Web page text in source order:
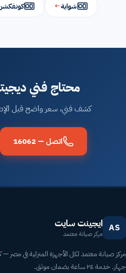
شواية←
محتاج فني
كشف فني، سعر واضح قبل
اتصل — 16062
AS ايجينت سايت
مركز صيانة معتمد
مركز صيانة معتمد لكل الأجهزة المنزلية في مصر
جهاز. خدمة ٢٤ ساعة بضمان موثق.